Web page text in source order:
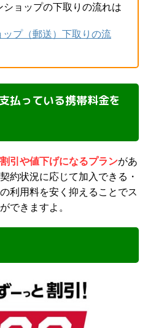
ョップの下取りの流れは
ップ（郵送）下取りの流
払っている携帯料金を
引や値下げになるプランがあ
約状況に応じて加入できる・
利用料を安く抑えることでス
できますよ。